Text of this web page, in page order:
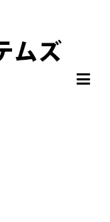
カメキンリサイクル